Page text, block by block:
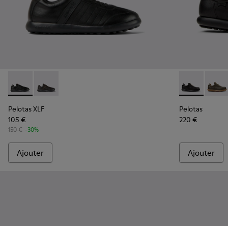
Pelotas XLF - K100752-001 - Baskets en cuir noir pour
Pelotas XLF - K100752-002 - Baskets en cuir marron
Pelotas XLF
105 €
150 € -30%
Ajouter
Pelotas -
Pelotas
220 €
Ajouter